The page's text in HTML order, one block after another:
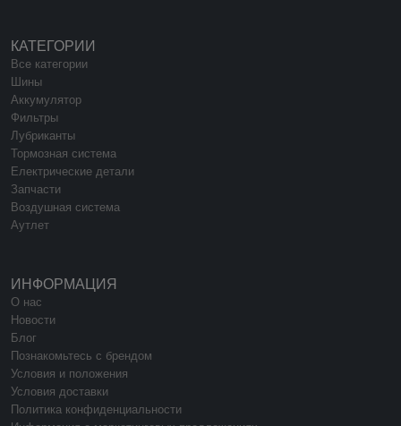
КАТЕГОРИИ
Все категории
Шины
Аккумулятор
Фильтры
Лубриканты
Тормозная система
Електрические детали
Запчасти
Воздушная система
Аутлет
ИНФОРМАЦИЯ
О нас
Новости
Блог
Познакомьтесь с брендом
Условия и положения
Условия доставки
Политика конфиденциальности